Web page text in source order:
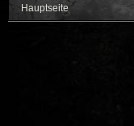
Hauptseite